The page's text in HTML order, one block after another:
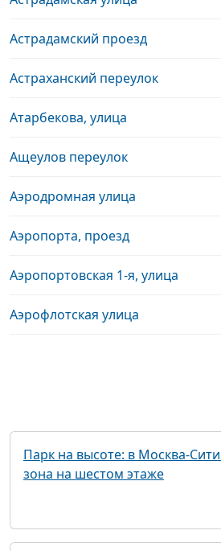
Астрадамский проезд
Астраханский переулок
Атарбекова, улица
Ащеулов переулок
Аэродромная улица
Аэропорта, проезд
Аэропортовская 1-я, улица
Аэрофлотская улица
Парк на высоте: в Москва-
зона на шестом этаже